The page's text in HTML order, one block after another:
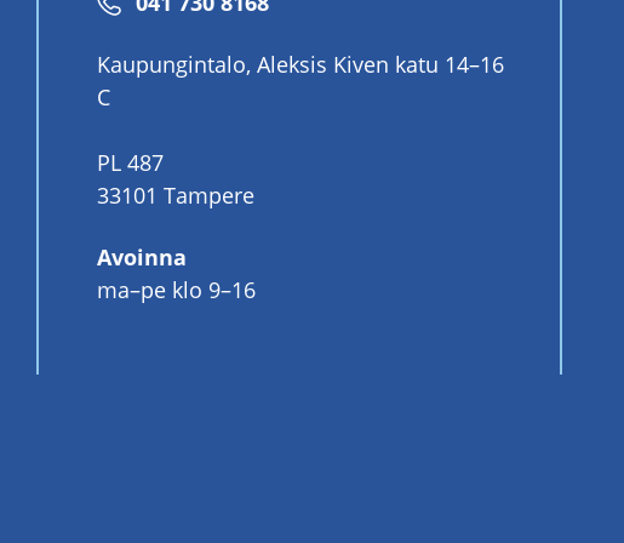
Kaupungintalo, Aleksis Kiven katu 14–16
C
PL 487
33101 Tampere
Avoinna
ma–pe klo 9–16